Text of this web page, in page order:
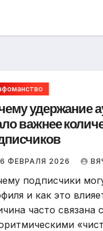
удержание
важнее
ФЕВРАЛЯ 2026
подписчики
и как это
часто связана с